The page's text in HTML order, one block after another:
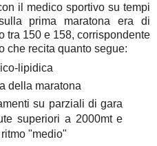
il medico sportivo su tempi
prima maratona era di
tra 150 e 158, corrispondente
che recita quanto segue:
lipidica
della maratona
su parziali di gara
superiori a 2000mt e
"medio"